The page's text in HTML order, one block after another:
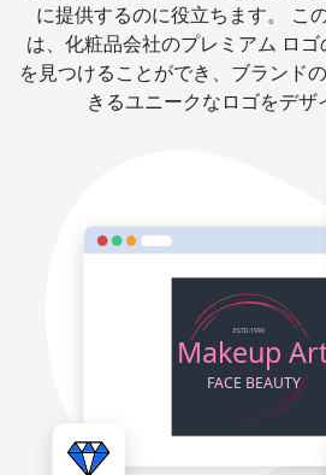
に提供するのに役立ちます。 こ
は、化粧品会社のプレミアム ロ
を見つけることができ、ブランド
きるユニークなロゴをデザ